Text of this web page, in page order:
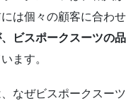
は個々の顧客に合わ
、ビスポークスーツの
ます。
なぜビスポークスー